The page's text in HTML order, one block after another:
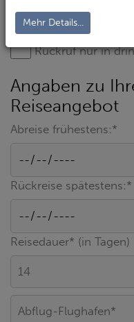
Rückruf nur in
Angaben zu
Reiseangebot
Abreise frühestens:*
Rückreise spätestens:*
Reisedauer* (in Tagen)
Mehr Details...